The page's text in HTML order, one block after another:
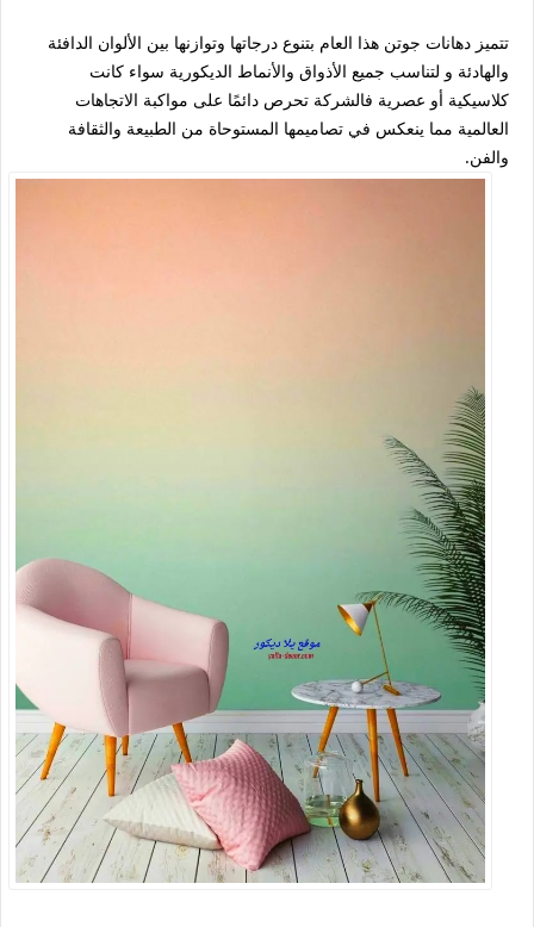
تتميز دهانات جوتن هذا العام بتنوع درجاتها وتوازنها بين الألوان الدافئة
والهادئة و لتناسب جميع الأذواق والأنماط الديكورية سواء كانت
كلاسيكية أو عصرية فالشركة تحرص دائمًا على مواكبة الاتجاهات
العالمية مما ينعكس في تصاميمها المستوحاة من الطبيعة والثقافة
والفن.